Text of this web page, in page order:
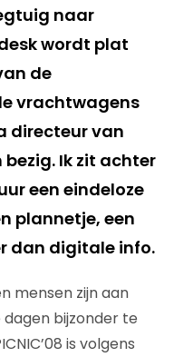
naar
wordt plat
de
vrachtwagens
directeur van
bezig. Ik zit achter
een eindeloze
plannetje, een
dan digitale info.
mensen zijn aan
bijzonder te
is volgens